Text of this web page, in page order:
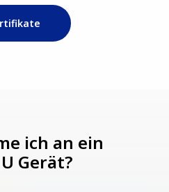
ich an ein
Gerät?